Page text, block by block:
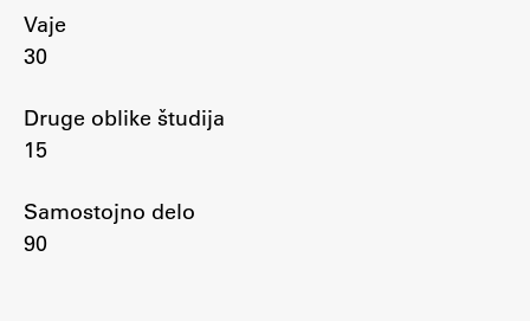
Študijski programi
Predmeti
Vpis
Zaključek študija
Študijske prakse
Vaje
30
Druge oblike študija
15
Samostojno delo
90